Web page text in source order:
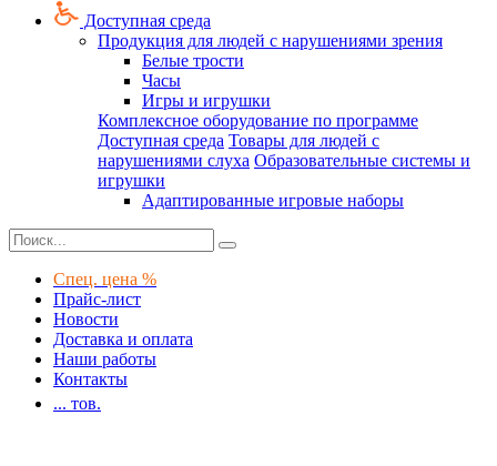
Доступная среда
Продукция для людей с нарушениями зрения
Белые трости
Часы
Игры и игрушки
Комплексное оборудование по программе
Доступная среда Товары для людей с
нарушениями слуха Образовательные системы и
игрушки
Адаптированные игровые наборы
Спец. цена %
Прайс-лист
Новости
Доставка и оплата
Наши работы
Контакты
... тов.